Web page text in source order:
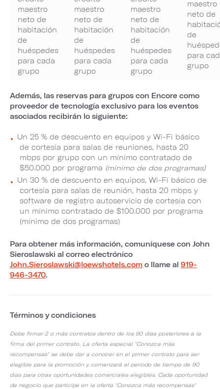
maestro
neto de
habitación
de
huéspedes
para cada
grupo
maestro
neto de
habitación
de
huéspedes
para cada
grupo
maestro
neto de
habitación
de
huéspedes
para cada
grupo
maestro
neto de
de
para
grupo
Además, las reservas para grupos con Encore como
proveedor de tecnología exclusivo para los eventos
asociados recibirán lo siguiente:
Un 25 % de descuento en equipos y Wi-Fi básico
de cortesía para salas de reuniones, hasta 20
mbps por grupo con un mínimo contratado de
$50.000 por programa (mínimo de dos programas)
Un 30 % de descuento en equipos, Wi-Fi básico de
cortesía para salas de reunión, hasta 20 mbps y
software de registro autoservicio de cortesía con
un mínimo contratado de $100.000 por programa
(mínimo de dos programas)
Para obtener más información, comuníquese con John
Sieroslawski al correo electrónico
John.Sieroslawski@loewshotels.com o llame al 919-
946-3470.
Términos y condiciones
Debe firmar 2 o más contratos dentro de los 90 días posteriores a la
firma del primer contrato. La oferta especial "Conozca más
recompensas" se debe dar a conocer en el primer contrato para ser
elegible para la promoción y comenzará el período de tiempo de 90
días para otras oportunidades comerciales elegibles. Cada oportunidad
de negocio que participe en la oferta "Conozca más recompensas"